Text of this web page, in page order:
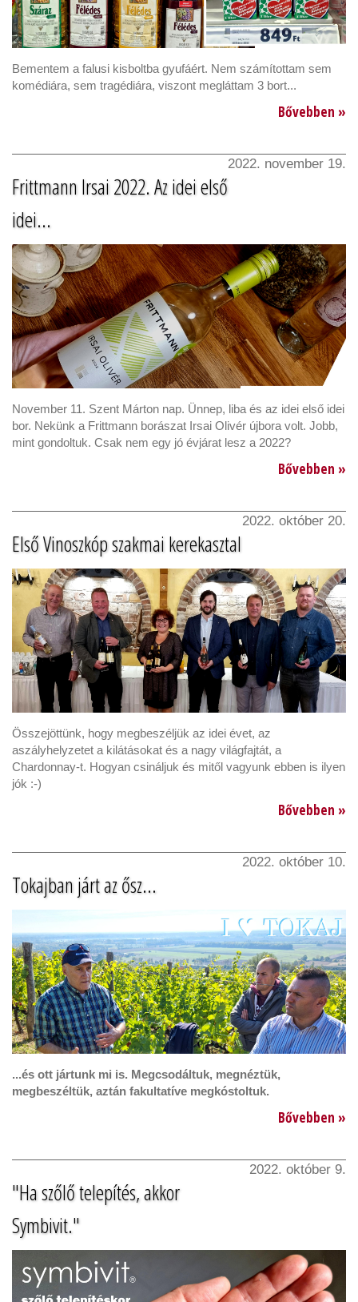
Bementem a falusi kisboltba gyufáért. Nem számítottam sem
komédiára, sem tragédiára, viszont megláttam 3 bort...
Bővebben »
2022. november 19.
Frittmann Irsai 2022. Az idei első
idei...
November 11. Szent Márton nap. Ünnep, liba és az idei első idei
bor. Nekünk a Frittmann borászat Irsai Olivér újbora volt. Jobb,
mint gondoltuk. Csak nem egy jó évjárat lesz a 2022?
Bővebben »
2022. október 20.
Első Vinoszkóp szakmai kerekasztal
Összejöttünk, hogy megbeszéljük az idei évet, az
aszályhelyzetet a kilátásokat és a nagy világfajtát, a
Chardonnay-t. Hogyan csináljuk és mitől vagyunk ebben is ilyen
jók :-)
Bővebben »
2022. október 10.
Tokajban járt az ősz...
...és ott jártunk mi is. Megcsodáltuk, megnéztük,
megbeszéltük, aztán fakultatíve megkóstoltuk.
Bővebben »
2022. október 9.
"Ha szőlő telepítés, akkor
Symbivit."